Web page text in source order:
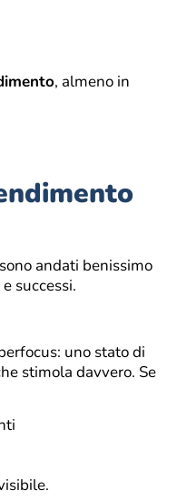
, almeno in
andati benissimo
successi.
uno stato di
stimola davvero. Se